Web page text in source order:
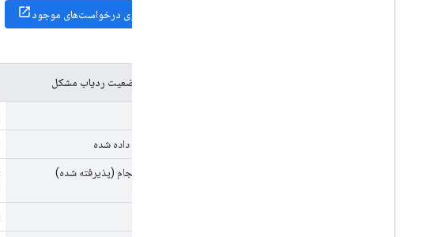
جستجوی درخواست‌های موجود
کدهای وضعیت ردیاب مشکل
اختصاص داده شده
در حال انجام (پذیرفته شده)